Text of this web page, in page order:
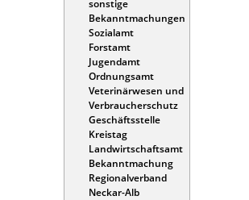
sonstige
Bekanntmachungen
Sozialamt
Forstamt
Jugendamt
Ordnungsamt
Veterinärwesen und
Verbraucherschutz
Geschäftsstelle
Kreistag
Landwirtschaftsamt
Bekanntmachung
Regionalverband
Neckar-Alb